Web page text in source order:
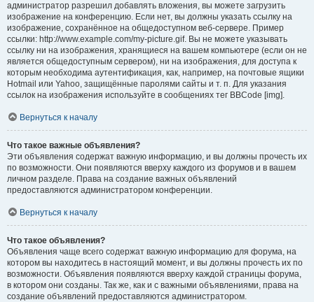
администратор разрешил добавлять вложения, вы можете загрузить
изображение на конференцию. Если нет, вы должны указать ссылку на
изображение, сохранённое на общедоступном веб-сервере. Пример
ссылки: http://www.example.com/my-picture.gif. Вы не можете указывать
ссылку ни на изображения, хранящиеся на вашем компьютере (если он не
является общедоступным сервером), ни на изображения, для доступа к
которым необходима аутентификация, как, например, на почтовые ящики
Hotmail или Yahoo, защищённые паролями сайты и т. п. Для указания
ссылок на изображения используйте в сообщениях тег BBCode [img].
Вернуться к началу
Что такое важные объявления?
Эти объявления содержат важную информацию, и вы должны прочесть их
по возможности. Они появляются вверху каждого из форумов и в вашем
личном разделе. Права на создание важных объявлений
предоставляются администратором конференции.
Вернуться к началу
Что такое объявления?
Объявления чаще всего содержат важную информацию для форума, на
котором вы находитесь в настоящий момент, и вы должны прочесть их по
возможности. Объявления появляются вверху каждой страницы форума,
в котором они созданы. Так же, как и с важными объявлениями, права на
создание объявлений предоставляются администратором.